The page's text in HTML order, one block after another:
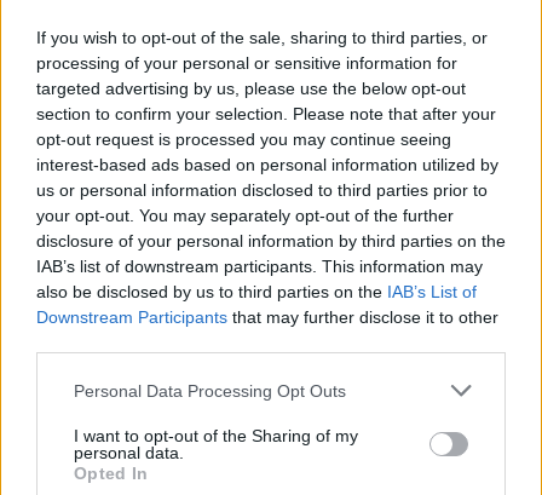
If you wish to opt-out of the sale, sharing to third parties, or
processing of your personal or sensitive information for
targeted advertising by us, please use the below opt-out
section to confirm your selection. Please note that after your
opt-out request is processed you may continue seeing
interest-based ads based on personal information utilized by
us or personal information disclosed to third parties prior to
your opt-out. You may separately opt-out of the further
disclosure of your personal information by third parties on the
IAB’s list of downstream participants. This information may
also be disclosed by us to third parties on the IAB’s List of
Downstream Participants that may further disclose it to other
Personal Data Processing Opt Outs
I want to opt-out of the Sharing of my
personal data.
Opted In
Πρώην δήμαρχος, γνώριμο πρόσωπο της
αυτοδιοίκησης και νυν επικεφαλής της μείζονος
αντιπολίτευσης. Σε εκδήλωση κοπής βασιλόπιτας,
με στελέχη και φίλους στο πλευρό του, έστειλε
σαφές μήνυμα ότι δεν έχει πει την τελευταία του
λέξη. Δήλωσε «παρών» στις εξελίξεις και άφησε
ισχυρές αιχμές για το μέλλον. Ερώτηση: ποιος
ετοιμάζεται για νέα εκλογική μάχη το 2028; Η […]
09.02.2026 - 10.07